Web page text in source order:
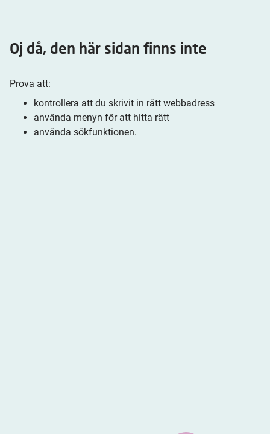
Oj då, den här sidan finns inte
Prova att:
kontrollera att du skrivit in rätt webbadress
använda menyn för att hitta rätt
använda sökfunktionen.